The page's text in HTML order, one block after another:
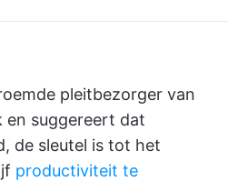
pleitbezorger van
en suggereert dat
de sleutel is tot het
productiviteit te